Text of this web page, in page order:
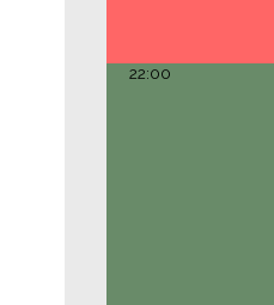
22:00